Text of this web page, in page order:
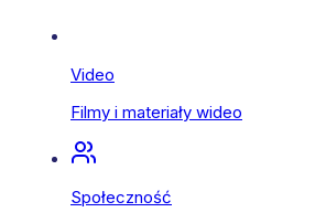
Video
Filmy i materiały wideo
Społeczność